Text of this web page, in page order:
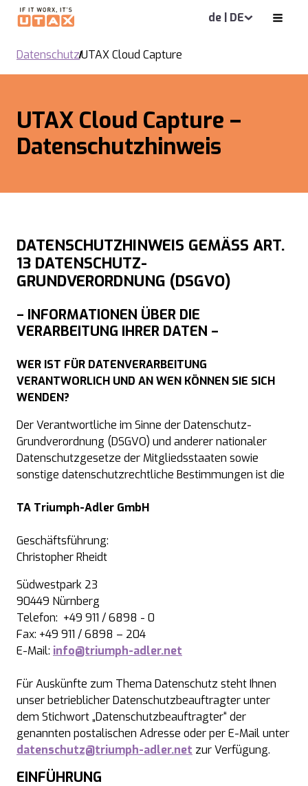
de | DE
DatenschutzUTAX Cloud Capture
UTAX Cloud Capture –
Datenschutzhinweis
DATENSCHUTZHINWEIS GEMÄSS ART.
13 DATENSCHUTZ-
GRUNDVERORDNUNG (DSGVO)
– INFORMATIONEN ÜBER DIE
VERARBEITUNG IHRER DATEN –
WER IST FÜR DATENVERARBEITUNG
VERANTWORLICH UND AN WEN KÖNNEN SIE SICH
WENDEN?
Der Verantwortliche im Sinne der Datenschutz-
Grundverordnung (DSGVO) und anderer nationaler
Datenschutzgesetze der Mitgliedsstaaten sowie
sonstige datenschutzrechtliche Bestimmungen ist die
TA Triumph-Adler GmbH
Geschäftsführung:
Christopher Rheidt
Südwestpark 23
90449 Nürnberg
Telefon: +49 911 / 6898 - 0
Fax: +49 911 / 6898 – 204
E-Mail: info@triumph-adler.net
Für Auskünfte zum Thema Datenschutz steht Ihnen
unser betrieblicher Datenschutzbeauftragter unter
dem Stichwort „Datenschutzbeauftragter“ der
genannten postalischen Adresse oder per E-Mail unter
datenschutz@triumph-adler.net zur Verfügung.
EINFÜHRUNG